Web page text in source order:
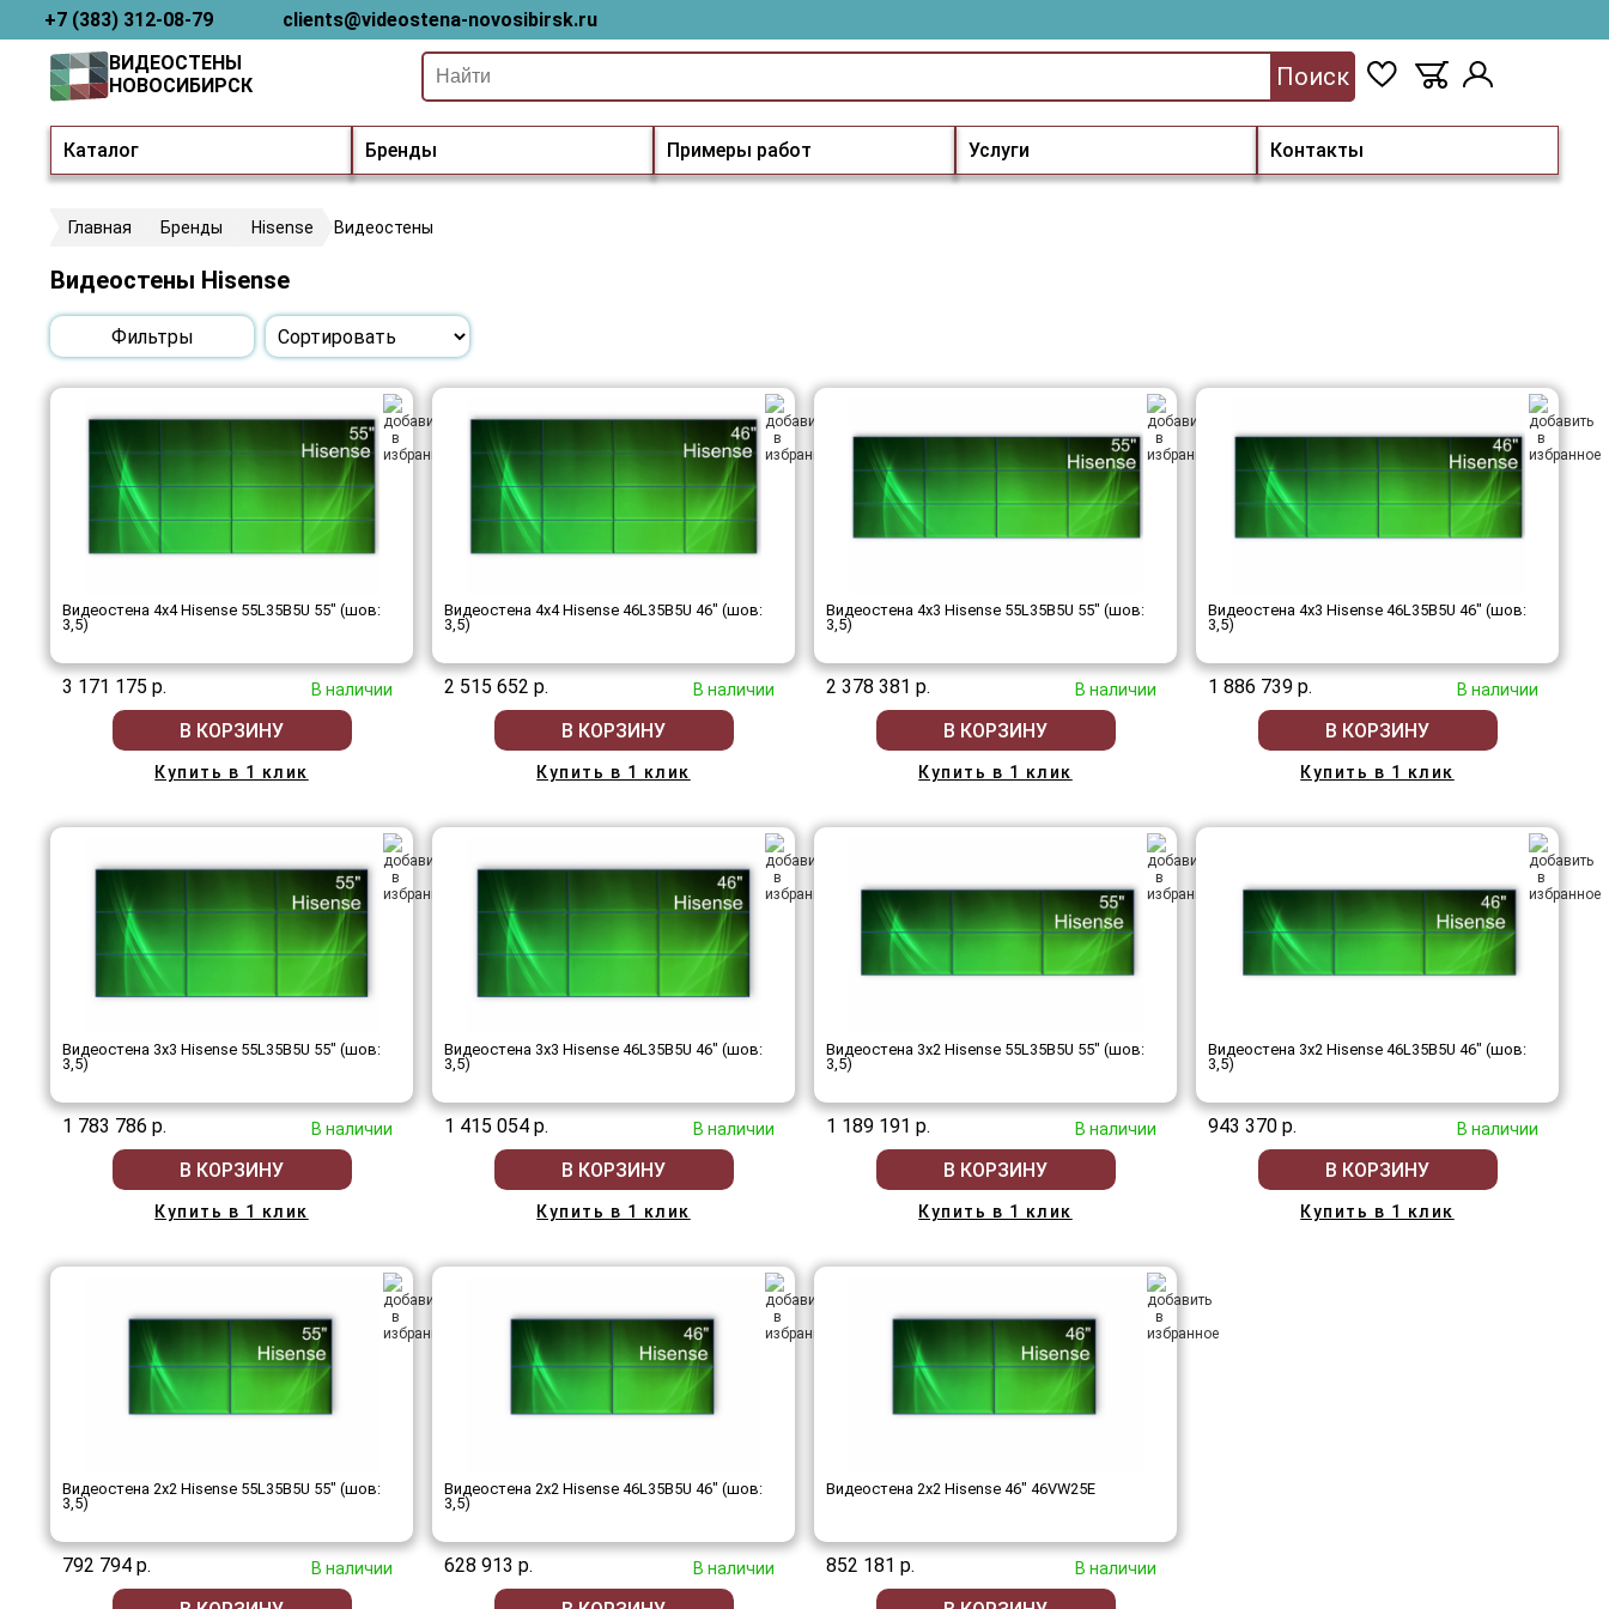
+7 (383) 312-08-79 clients@videostena-novosibirsk.ru
Каталог Бренды Примеры работ Услуги Контакты
ВИДЕОСТЕНЫ
НОВОСИБИРСК
Поиск
Главная Бренды Hisense Видеостены
Видеостены Hisense
Фильтры
Видеостена 4x4 Hisense 55L35B5U 55" (шов:
3,5)
3 171 175 р. В наличии
В КОРЗИНУ
Купить в 1 клик
Видеостена 4x4 Hisense 46L35B5U 46" (шов:
3,5)
2 515 652 р. В наличии
В КОРЗИНУ
Купить в 1 клик
Видеостена 4x3 Hisense 55L35B5U 55" (шов:
3,5)
2 378 381 р. В наличии
В КОРЗИНУ
Купить в 1 клик
Видеостена 4x3 Hisense 46L35B5U 46" (шов:
3,5)
1 886 739 р. В наличии
В КОРЗИНУ
Купить в 1 клик
Видеостена 3x3 Hisense 55L35B5U 55" (шов:
3,5)
1 783 786 р. В наличии
В КОРЗИНУ
Купить в 1 клик
Видеостена 3x3 Hisense 46L35B5U 46" (шов:
3,5)
1 415 054 р. В наличии
В КОРЗИНУ
Купить в 1 клик
Видеостена 3x2 Hisense 55L35B5U 55" (шов:
3,5)
1 189 191 р. В наличии
В КОРЗИНУ
Купить в 1 клик
Видеостена 3x2 Hisense 46L35B5U 46" (шов:
3,5)
943 370 р. В наличии
В КОРЗИНУ
Купить в 1 клик
Видеостена 2x2 Hisense 55L35B5U 55" (шов:
3,5)
792 794 р. В наличии
Видеостена 2x2 Hisense 46L35B5U 46" (шов:
3,5)
628 913 р. В наличии
Видеостена 2x2 Hisense 46" 46VW25E
852 181 р. В наличии